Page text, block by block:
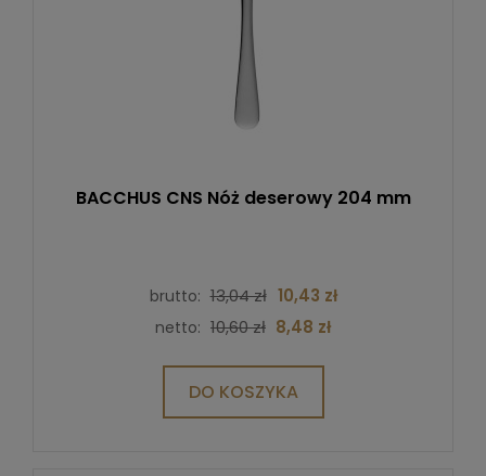
BACCHUS CNS Nóż deserowy 204 mm
brutto: 13,04 zł 10,43 zł
netto: 10,60 zł 8,48 zł
DO KOSZYKA